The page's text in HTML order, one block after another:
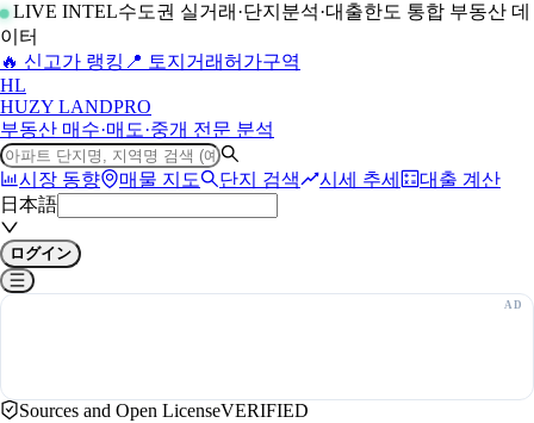
LIVE INTEL수도권 실거래·단지분석·대출한도 통합 부동산 데
이터
🔥 신고가 랭킹 📍 토지거래허가구역
HL
HUZY LANDPRO
부동산 매수·매도·중개 전문 분석
시장 동향 매물 지도 단지 검색 시세 추세
대출 계산
日本語
ログイン
Sources and Open LicenseVERIFIED